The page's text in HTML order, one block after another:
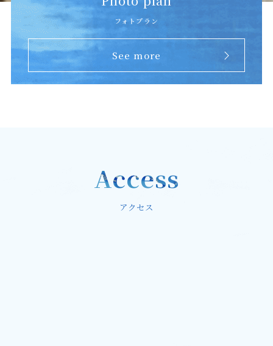
フォトプラン
See more
Access
アクセス